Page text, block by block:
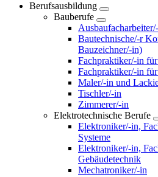
Berufsausbildung
Bauberufe
Bautechnische/-r
Bauzeichner/-in)
Fachpraktiker/-in
Fachpraktiker/-in
Maler/-in und
Tischler/-in
Zimmerer/-in
Elektrotechnische Berufe
Elektroniker/-in,
Systeme
Elektroniker/-in,
Gebäudetechnik
Mechatroniker/-in